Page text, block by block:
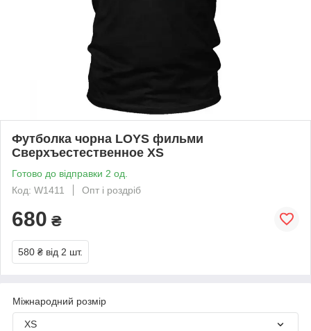
Футболка чорна LOYS фильми
Сверхъестественное XS
Готово до відправки 2 од.
Код: W1411
Опт і роздріб
680 ₴
580 ₴ від 2 шт.
Міжнародний розмір
XS